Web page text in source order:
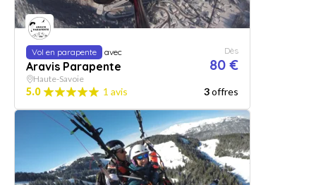
Vol en parapente avec
Aravis Parapente
Dès
80 €
Haute-Savoie
5.0 1 avis 3offres